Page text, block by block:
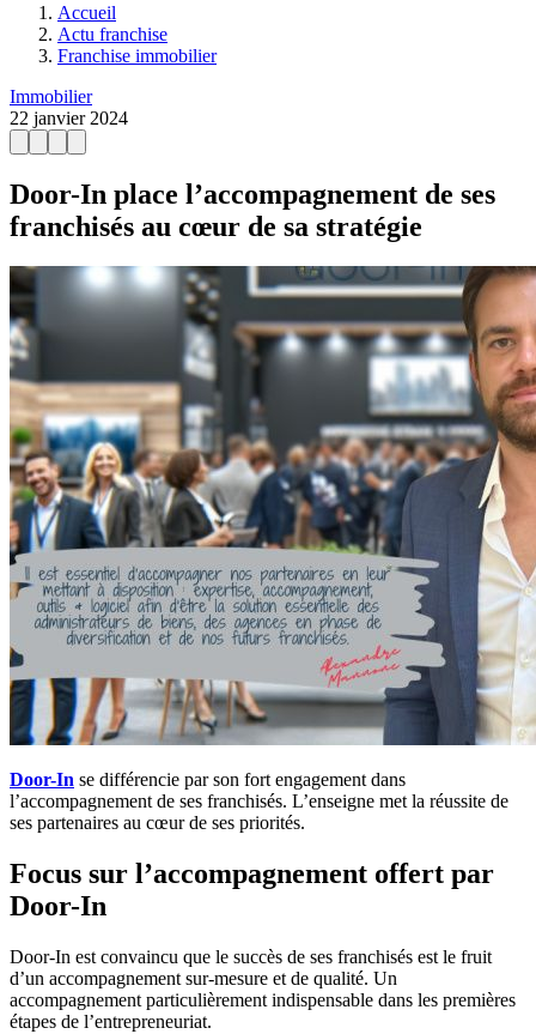
Accueil
Actu franchise
Franchise immobilier
Immobilier
22 janvier 2024
Door-In place l’accompagnement de ses
franchisés au cœur de sa stratégie
Door-In se différencie par son fort engagement dans
l’accompagnement de ses franchisés. L’enseigne met la réussite de
ses partenaires au cœur de ses priorités.
Focus sur l’accompagnement offert par
Door-In
Door-In est convaincu que le succès de ses franchisés est le fruit
d’un accompagnement sur-mesure et de qualité. Un
accompagnement particulièrement indispensable dans les premières
étapes de l’entrepreneuriat.